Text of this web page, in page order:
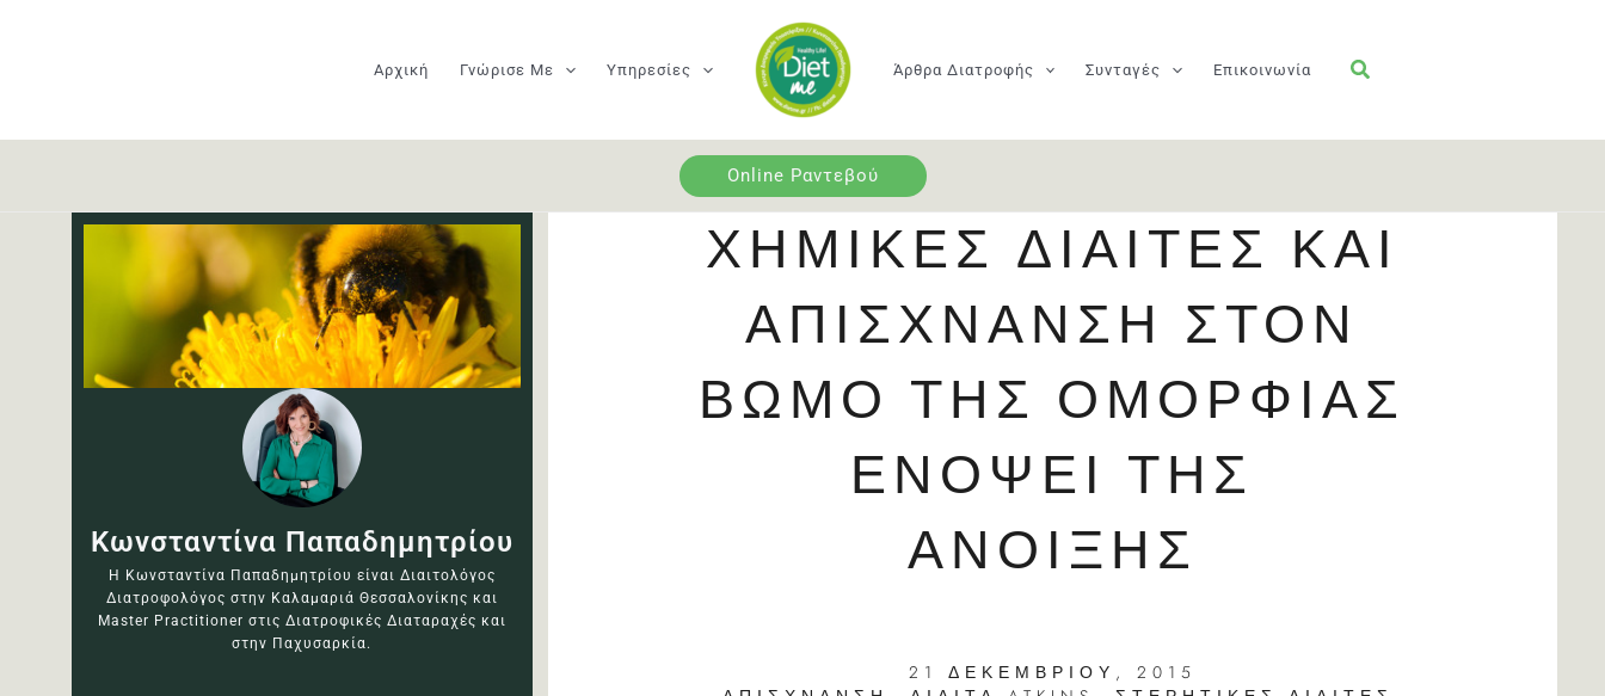
Αρχική Γνώρισε Με Υπηρεσίες Άρθρα Διατροφής Συνταγές Επικοινωνία
Online Ραντεβού
Κωνσταντίνα Παπαδημητρίου
Η Κωνσταντίνα Παπαδημητρίου είναι Διαιτολόγος
Διατροφολόγος στην Καλαμαριά Θεσσαλονίκης και
Master Practitioner στις Διατροφικές Διαταραχές και
στην Παχυσαρκία.
ΧΗΜΙΚΈΣ ΔΊΑΙΤΕΣ ΚΑΙ
ΑΠΊΣΧΝΑΝΣΗ ΣΤΟΝ
ΒΩΜΌ ΤΗΣ ΟΜΟΡΦΙΆΣ
ΕΝΌΨΕΙ ΤΗΣ
ΆΝΟΙΞΗΣ
21 ΔΕΚΕΜΒΡΊΟΥ, 2015